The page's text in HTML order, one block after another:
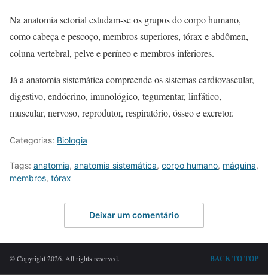
Na anatomia setorial estudam-se os grupos do corpo humano,
como cabeça e pescoço, membros superiores, tórax e abdômen,
coluna vertebral, pelve e períneo e membros inferiores.
Já a anatomia sistemática compreende os sistemas cardiovascular,
digestivo, endócrino, imunológico, tegumentar, linfático,
muscular, nervoso, reprodutor, respiratório, ósseo e excretor.
Categorias: Biologia
Tags: anatomia, anatomia sistemática, corpo humano, máquina,
membros, tórax
Deixar um comentário
© Copyright 2026. All rights reserved. BACK TO TOP